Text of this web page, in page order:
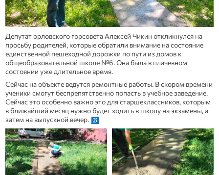
Депутат орловского горсовета Алексей Чикин откликнулся на
просьбу родителей, которые обратили внимание на состояние
единственной пешеходной дорожки по пути из домов к
общеобразовательной школе №6. Она была в плачевном
состоянии уже длительное время.
Сейчас на объекте ведутся ремонтные работы. В скором времени
ученики смогут беспрепятственно попасть в учебное заведение.
Сейчас это особенно важно это для старшеклассников, которым
в ближайший месяц нужно будет ходить в школу на экзамены, а
затем на выпускной вечер.